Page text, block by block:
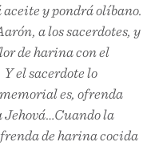
y pondrá olíbano.
a los sacerdotes, y
de harina con el
el sacerdote lo
es, ofrenda
Jehová…Cuando la
de harina cocida